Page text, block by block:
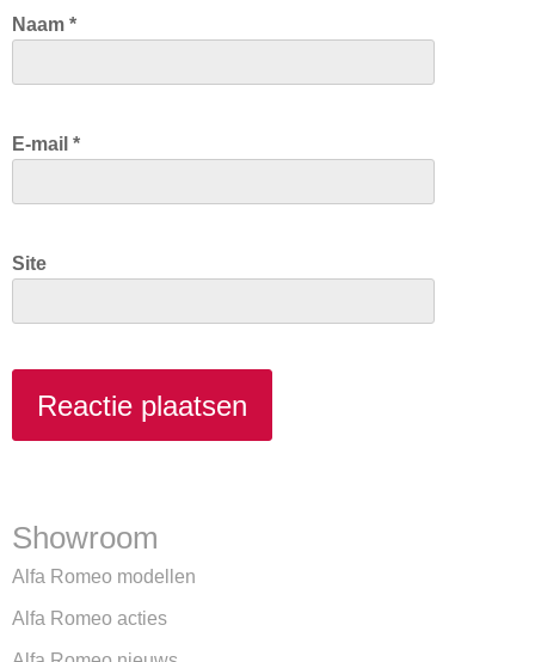
Naam *
E-mail *
Site
Showroom
Alfa Romeo modellen
Alfa Romeo acties